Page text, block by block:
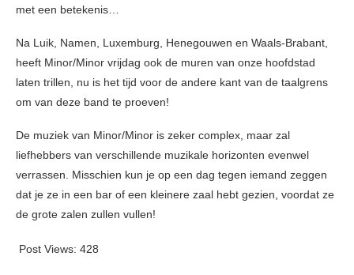
met een betekenis…
Na Luik, Namen, Luxemburg, Henegouwen en Waals-Brabant,
heeft Minor/Minor vrijdag ook de muren van onze hoofdstad
laten trillen, nu is het tijd voor de andere kant van de taalgrens
om van deze band te proeven!
De muziek van Minor/Minor is zeker complex, maar zal
liefhebbers van verschillende muzikale horizonten evenwel
verrassen. Misschien kun je op een dag tegen iemand zeggen
dat je ze in een bar of een kleinere zaal hebt gezien, voordat ze
de grote zalen zullen vullen!
Post Views: 428